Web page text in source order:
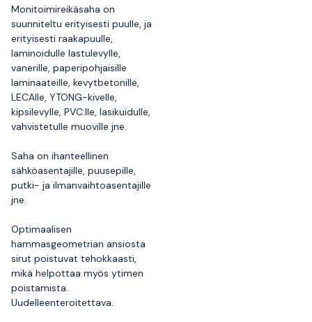
Monitoimireikäsaha on
suunniteltu erityisesti puulle, ja
erityisesti raakapuulle,
laminoidulle lastulevylle,
vanerille, paperipohjaisille
laminaateille, kevytbetonille,
LECAlle, YTONG-kivelle,
kipsilevylle, PVC:lle, lasikuidulle,
vahvistetulle muoville jne.
Saha on ihanteellinen
sähköasentajille, puusepille,
putki- ja ilmanvaihtoasentajille
jne.
Optimaalisen
hammasgeometrian ansiosta
sirut poistuvat tehokkaasti,
mikä helpottaa myös ytimen
poistamista.
Uudelleenteroitettava.